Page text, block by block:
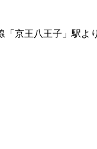
「京王八王子」駅よ